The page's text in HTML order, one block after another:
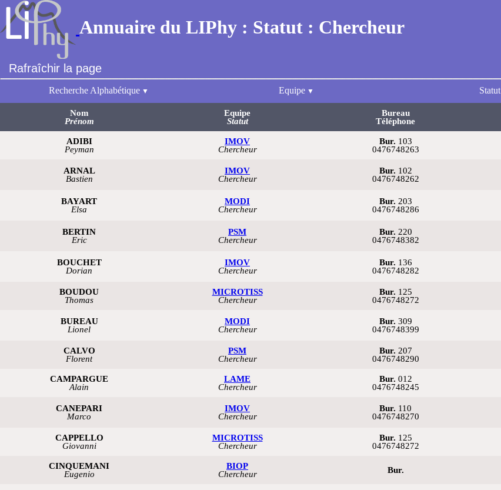
Annuaire du LIPhy : Statut : Chercheur
Rafraîchir la page
Recherche Alphabétique Equipe Statut
Nom
Prénom
Equipe
Statut
Bureau
Téléphone
ADIBI
Peyman
IMOV
Chercheur
Bur. 103
0476748263
ARNAL
Bastien
IMOV
Chercheur
Bur. 102
0476748262
BAYART
Elsa
MODI
Chercheur
Bur. 203
0476748286
BERTIN
Eric
PSM
Chercheur
Bur. 220
0476748382
BOUCHET
Dorian
IMOV
Chercheur
Bur. 136
0476748282
BOUDOU
Thomas
MICROTISS
Chercheur
Bur. 125
0476748272
BUREAU
Lionel
MODI
Chercheur
Bur. 309
0476748399
CALVO
Florent
PSM
Chercheur
Bur. 207
0476748290
CAMPARGUE
Alain
LAME
Chercheur
Bur. 012
0476748245
CANEPARI
Marco
IMOV
Chercheur
Bur. 110
0476748270
CAPPELLO
Giovanni
MICROTISS
Chercheur
Bur. 125
0476748272
CINQUEMANI
Eugenio
BIOP
Chercheur
Bur.